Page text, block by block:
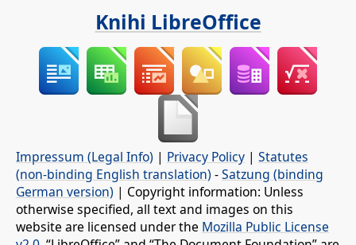
Knihi LibreOffice
Impressum (Legal Info) | Privacy Policy | Statutes
(non-binding English translation) -Satzung (binding
German version) | Copyright information: Unless
otherwise specified, all text and images on this
website are licensed under the Mozilla Public License